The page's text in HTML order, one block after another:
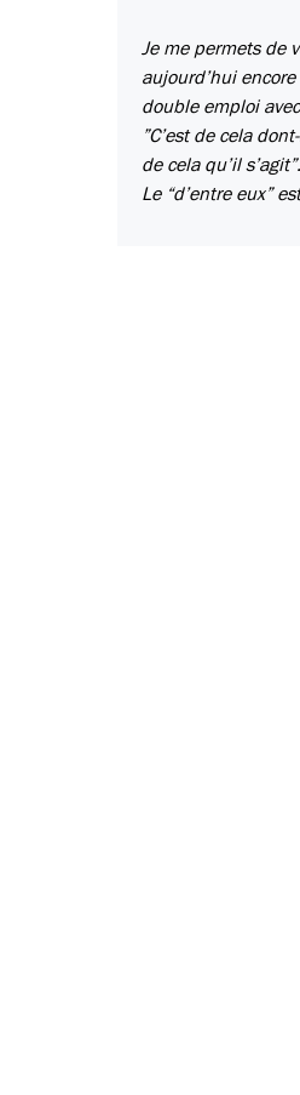
Je me permets de
aujourd’hui
double emploi
”C’est de cela
de cela qu’il
Le “d’entre eux”